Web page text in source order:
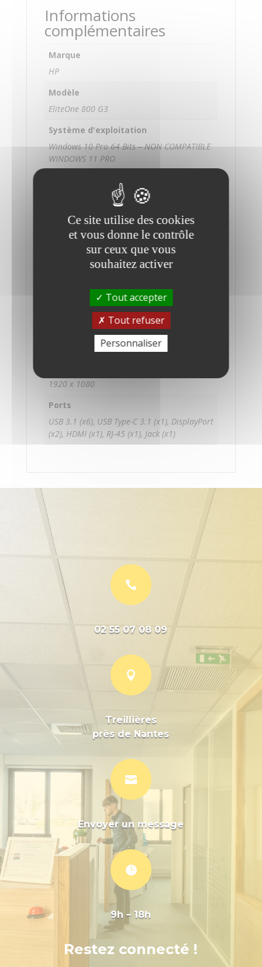
Informations
complémentaires
Marque
HP
Modèle
EliteOne 800 G3
Système d'exploitation
Windows 10 Pro 64 Bits – NON COMPATIBLE
WINDOWS 11 PRO
Intel Core i5-6500 3.2 GHz
Mémoire
8 Go RAM
Stockage
256 Go SSD
Taille de l'écran
23.8 pouces
Carte graphique
1920 x 1080
Ports
USB 3.1 (x6), USB Type-C 3.1 (x1), DisplayPort
(x2), HDMI (x1), RJ-45 (x1), Jack (x1)

02 55 07 08 09

Treillières
près de Nantes

Envoyer un message

9h – 18h
Restez connecté !
Ce site utilise des cookies
et vous donne le contrôle
sur ceux que vous
souhaitez activer
Tout accepter
Tout refuser
Personnaliser